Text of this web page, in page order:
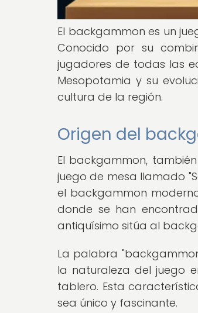
El backgammon es un
Conocido por su
jugadores de todas las
Mesopotamia y su
cultura de la región.
Origen del
El backgammon,
juego de mesa llamado
el backgammon
donde se han
antiquísimo sitúa al
La palabra
la naturaleza del juego
tablero. Esta
sea único y fascinante.